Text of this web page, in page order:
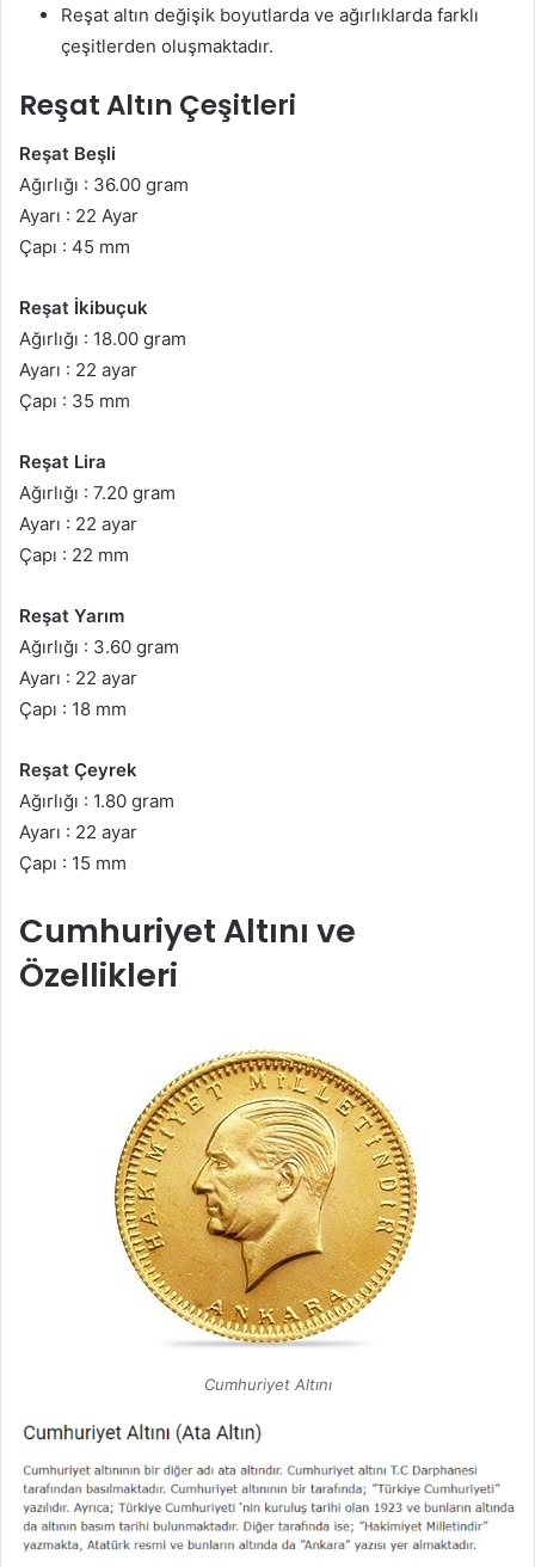
Reşat altın değişik boyutlarda ve ağırlıklarda farklı
çeşitlerden oluşmaktadır.
Reşat Altın Çeşitleri
Reşat Beşli
Ağırlığı : 36.00 gram
Ayarı : 22 Ayar
Çapı : 45 mm
Reşat İkibuçuk
Ağırlığı : 18.00 gram
Ayarı : 22 ayar
Çapı : 35 mm
Reşat Lira
Ağırlığı : 7.20 gram
Ayarı : 22 ayar
Çapı : 22 mm
Reşat Yarım
Ağırlığı : 3.60 gram
Ayarı : 22 ayar
Çapı : 18 mm
Reşat Çeyrek
Ağırlığı : 1.80 gram
Ayarı : 22 ayar
Çapı : 15 mm
Cumhuriyet Altını ve
Özellikleri
Cumhuriyet Altını